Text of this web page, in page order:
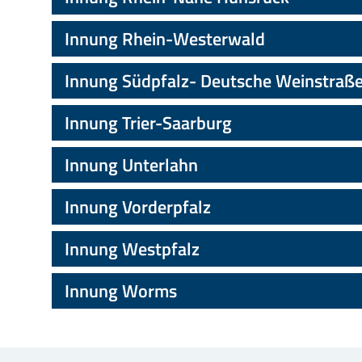
Innung Rhein-Westerwald
Innung Südpfalz- Deutsche
Innung Trier-Saarburg
Innung Unterlahn
Innung Vorderpfalz
Innung Westpfalz
Innung Worms